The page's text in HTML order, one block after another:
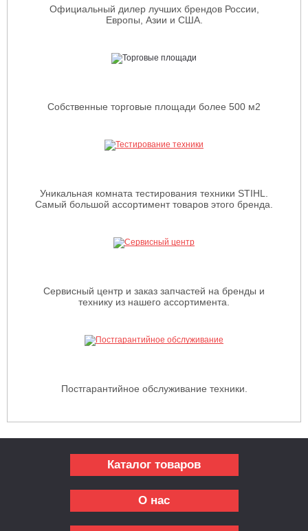
Официальный дилер лучших брендов России,
Европы, Азии и США.
Собственные торговые площади более 500 м2
Уникальная комната тестирования техники STIHL.
Самый большой ассортимент товаров этого бренда.
Сервисный центр и заказ запчастей на бренды и
технику из нашего ассортимента.
Постгарантийное обслуживание техники.
Каталог товаров
О нас